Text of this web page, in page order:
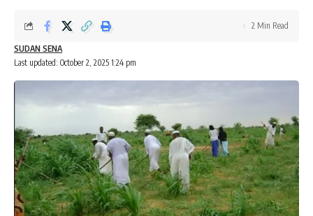
Last updated: October 2, 2025 1:24 pm
SUDAN SENA
2 Min Read